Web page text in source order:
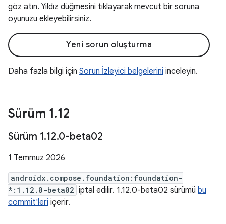
göz atın. Yıldız düğmesini tıklayarak mevcut bir soruna
oyunuzu ekleyebilirsiniz.
Yeni sorun oluşturma
Daha fazla bilgi için Sorun İzleyici belgelerini inceleyin.
Sürüm 1.12
Sürüm 1.12.0-beta02
1 Temmuz 2026
androidx.compose.foundation:foundation-
*:1.12.0-beta02 iptal edilir. 1.12.0-beta02 sürümü bu
commit'leri içerir.